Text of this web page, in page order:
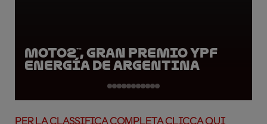
Moto2™, Gran Premio YPF
Energía de Argentina
PER LA CLASSIFICA COMPLETA CLICCA QUI